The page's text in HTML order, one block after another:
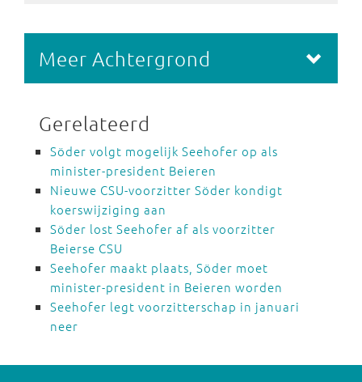
Meer Achtergrond
Gerelateerd
Söder volgt mogelijk Seehofer op als
minister-president Beieren
Nieuwe CSU-voorzitter Söder kondigt
koerswijziging aan
Söder lost Seehofer af als voorzitter
Beierse CSU
Seehofer maakt plaats, Söder moet
minister-president in Beieren worden
Seehofer legt voorzitterschap in januari
neer